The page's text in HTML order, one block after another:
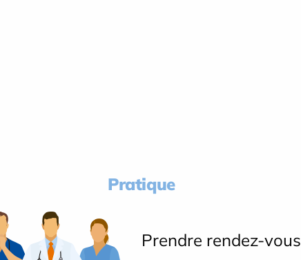
Pratique
Prendre rendez-vous